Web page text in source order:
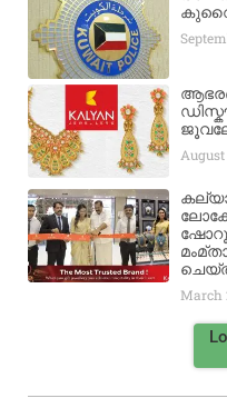
August
March